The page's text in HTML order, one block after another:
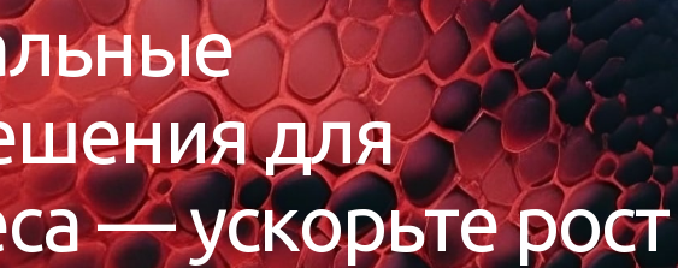
льные
шениядля
са—ускорьтерост